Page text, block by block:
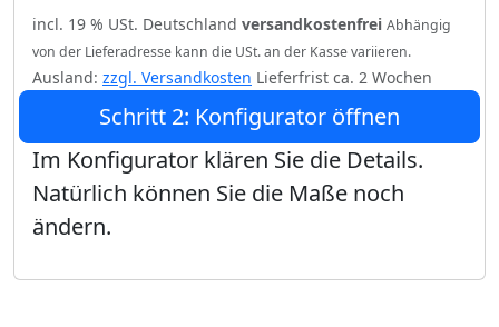
incl. 19 % USt. Deutschland versandkostenfrei Abhängig
von der Lieferadresse kann die USt. an der Kasse variieren.
Ausland: zzgl. Versandkosten Lieferfrist ca. 2 Wochen
Schritt 2: Konfigurator öffnen
Im Konfigurator klären Sie die Details.
Natürlich können Sie die Maße noch
ändern.